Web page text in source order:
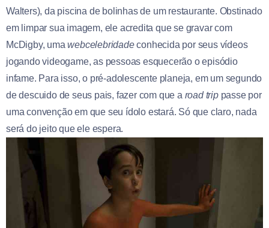
Walters), da piscina de bolinhas de um restaurante. Obstinado
em limpar sua imagem, ele acredita que se gravar com
McDigby, umawebcelebridadeconhecida por seus vídeos
jogando videogame, as pessoas esquecerão o episódio
infame. Para isso, o pré-adolescente planeja, em um segundo
de descuido de seus pais, fazer com que a road trip passe por
uma convenção em que seu ídolo estará. Só que claro, nada
será do jeito que ele espera.